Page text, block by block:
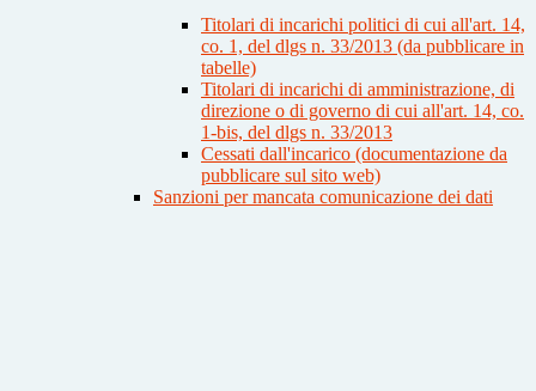
Titolari di incarichi politici di cui all'art. 14,
co. 1, del dlgs n. 33/2013 (da pubblicare in
tabelle)
Titolari di incarichi di amministrazione, di
direzione o di governo di cui all'art. 14, co.
1-bis, del dlgs n. 33/2013
Cessati dall'incarico (documentazione da
pubblicare sul sito web)
Sanzioni per mancata comunicazione dei dati